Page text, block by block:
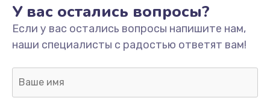
Замена/Pемонт карбюратора
1300 руб.
Заказать
Ремонт капиллярной трубки
У вас остались вопросы?
Если у вас остались вопросы напишите нам,
наши специалисты с радостью ответят вам!